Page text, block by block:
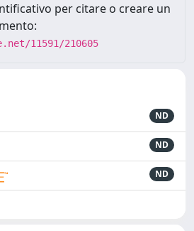
per citare o creare un
11591/210605
ND
ND
ND